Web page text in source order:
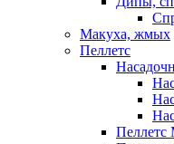
Макуха, жмых
Пеллетс
Пеллетс